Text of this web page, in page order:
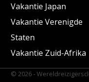
Vakantie Japan
Vakantie Verenigde
Staten
Vakantie Zuid-Afrika
© 2026 -